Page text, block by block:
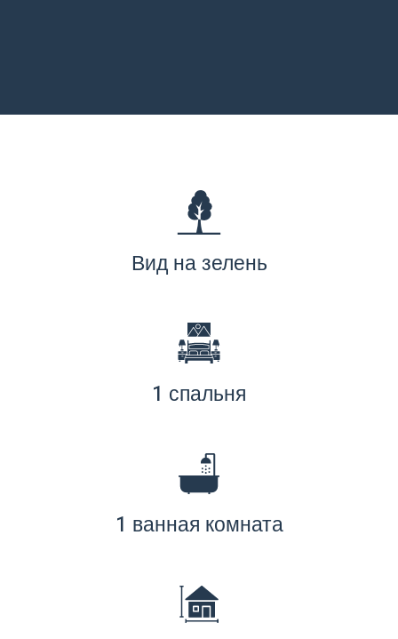
Вид на зелень
1 спальня
1 ванная комната